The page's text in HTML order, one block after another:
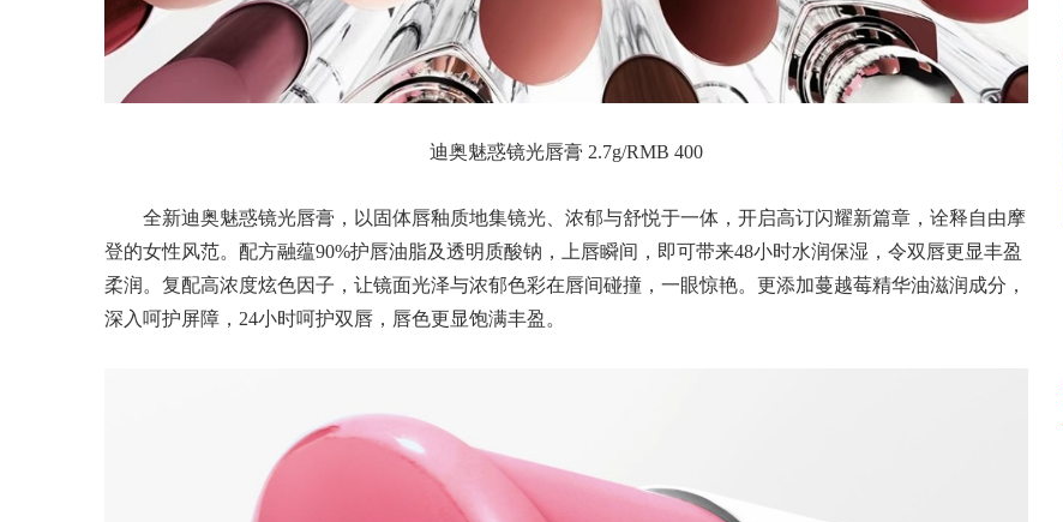
迪奥魅惑镜光唇膏 2.7g/RMB 400
全新迪奥魅惑镜光唇膏，以固体唇釉质地集镜光、浓郁与舒悦于一体，开启高订闪耀新篇章，诠释自由摩
登的女性风范。配方融蕴90%护唇油脂及透明质酸钠，上唇瞬间，即可带来48小时水润保湿，令双唇更显丰盈
柔润。复配高浓度炫色因子，让镜面光泽与浓郁色彩在唇间碰撞，一眼惊艳。更添加蔓越莓精华油滋润成分，
深入呵护屏障，24小时呵护双唇，唇色更显饱满丰盈。